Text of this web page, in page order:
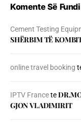
Komente Së Fundi
Cement Testing
SHЁRBIM TЁ
online travel booking
IPTV Francete
GJON VLADIMIRIT